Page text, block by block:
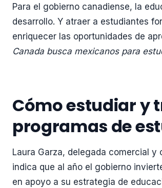
Para el gobierno canadiense, la
desarrollo. Y atraer a estudiantes
enriquecer las oportunidades de
Canada busca mexicanos para
Cómo estudiar y
programas de
Laura Garza, delegada comercial
indica que al año el gobierno
en apoyo a su estrategia de